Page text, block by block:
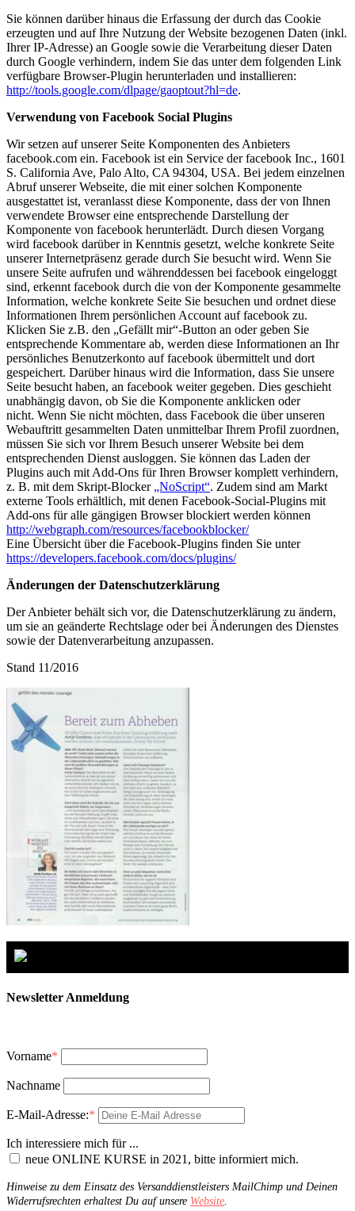
Sie können darüber hinaus die Erfassung der durch das Cookie
erzeugten und auf Ihre Nutzung der Website bezogenen Daten (inkl.
Ihrer IP-Adresse) an Google sowie die Verarbeitung dieser Daten
durch Google verhindern, indem Sie das unter dem folgenden Link
verfügbare Browser-Plugin herunterladen und installieren:
http://tools.google.com/dlpage/gaoptout?hl=de.
Verwendung von Facebook Social Plugins
Wir setzen auf unserer Seite Komponenten des Anbieters
facebook.com ein. Facebook ist ein Service der facebook Inc., 1601
S. California Ave, Palo Alto, CA 94304, USA. Bei jedem einzelnen
Abruf unserer Webseite, die mit einer solchen Komponente
ausgestattet ist, veranlasst diese Komponente, dass der von Ihnen
verwendete Browser eine entsprechende Darstellung der
Komponente von facebook herunterlädt. Durch diesen Vorgang
wird facebook darüber in Kenntnis gesetzt, welche konkrete Seite
unserer Internetpräsenz gerade durch Sie besucht wird. Wenn Sie
unsere Seite aufrufen und währenddessen bei facebook eingeloggt
sind, erkennt facebook durch die von der Komponente gesammelte
Information, welche konkrete Seite Sie besuchen und ordnet diese
Informationen Ihrem persönlichen Account auf facebook zu.
Klicken Sie z.B. den „Gefällt mir“-Button an oder geben Sie
entsprechende Kommentare ab, werden diese Informationen an Ihr
persönliches Benutzerkonto auf facebook übermittelt und dort
gespeichert. Darüber hinaus wird die Information, dass Sie unsere
Seite besucht haben, an facebook weiter gegeben. Dies geschieht
unabhängig davon, ob Sie die Komponente anklicken oder
nicht. Wenn Sie nicht möchten, dass Facebook die über unseren
Webauftritt gesammelten Daten unmittelbar Ihrem Profil zuordnen,
müssen Sie sich vor Ihrem Besuch unserer Website bei dem
entsprechenden Dienst ausloggen. Sie können das Laden der
Plugins auch mit Add-Ons für Ihren Browser komplett verhindern,
z. B. mit dem Skript-Blocker „NoScript“. Zudem sind am Markt
externe Tools erhältlich, mit denen Facebook-Social-Plugins mit
Add-ons für alle gängigen Browser blockiert werden können
http://webgraph.com/resources/facebookblocker/
Eine Übersicht über die Facebook-Plugins finden Sie unter
https://developers.facebook.com/docs/plugins/
Änderungen der Datenschutzerklärung
Der Anbieter behält sich vor, die Datenschutzerklärung zu ändern,
um sie an geänderte Rechtslage oder bei Änderungen des Dienstes
sowie der Datenverarbeitung anzupassen.
Stand 11/2016
Newsletter Anmeldung
Vorname*
Nachname
E-Mail-Adresse:*
Ich interessiere mich für ...
neue ONLINE KURSE in 2021, bitte informiert mich.
Hinweise zu dem Einsatz des Versanddienstleisters MailChimp und Deinen
Widerrufsrechten erhaltest Du auf unsere Website